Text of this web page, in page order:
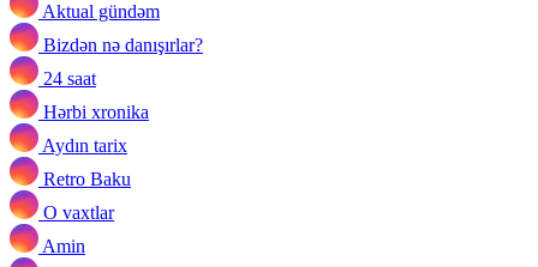
Aktual gündəm
Bizdən nə danışırlar?
24 saat
Hərbi xronika
Aydın tarix
Retro Baku
O vaxtlar
Amin